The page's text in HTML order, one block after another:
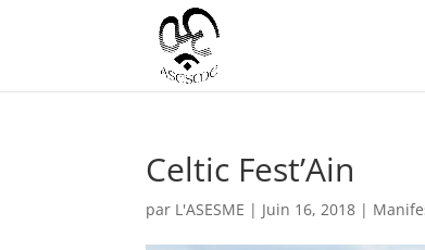
Celtic Fest’Ain
par L'ASESME | Juin 16, 2018 |